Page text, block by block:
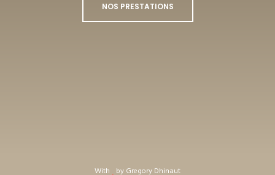
NOS PRESTATIONS
With by Gregory Dhinaut